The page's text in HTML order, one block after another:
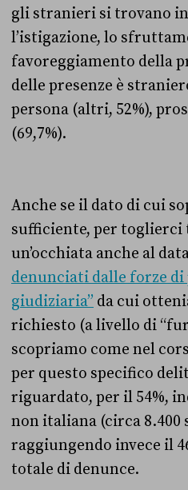
gli stranieri si trovano
l’istigazione, lo
favoreggiamento della
delle presenze è
persona (altri, 52%),
(69,7%).
Anche se il dato di cui
sufficiente, per
un’occhiata anche al
denunciati dalle forze
giudiziaria” da cui
richiesto (a livello di
scopriamo come nel
per questo specifico
riguardato, per il 54%,
non italiana (circa 8.400
raggiungendo invece il
totale di denunce.